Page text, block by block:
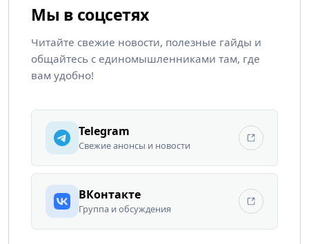
Мы в соцсетях
Читайте свежие новости, полезные гайды и
общайтесь с единомышленниками там, где
вам удобно!
Telegram
Свежие анонсы и новости
ВКонтакте
Группа и обсуждения